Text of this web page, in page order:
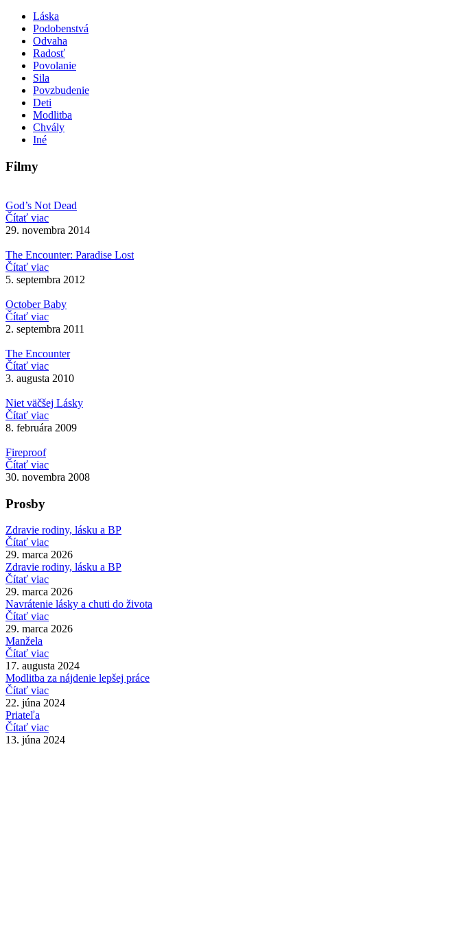
Láska
Podobenstvá
Odvaha
Radosť
Povolanie
Sila
Povzbudenie
Deti
Modlitba
Chvály
Iné
Filmy
God’s Not Dead
Čítať viac
29. novembra 2014
The Encounter: Paradise Lost
Čítať viac
5. septembra 2012
October Baby
Čítať viac
2. septembra 2011
The Encounter
Čítať viac
3. augusta 2010
Niet väčšej Lásky
Čítať viac
8. februára 2009
Fireproof
Čítať viac
30. novembra 2008
Prosby
Zdravie rodiny, lásku a BP
Čítať viac
29. marca 2026
Zdravie rodiny, lásku a BP
Čítať viac
29. marca 2026
Navrátenie lásky a chuti do života
Čítať viac
29. marca 2026
Manžela
Čítať viac
17. augusta 2024
Modlitba za nájdenie lepšej práce
Čítať viac
22. júna 2024
Priateľa
Čítať viac
13. júna 2024